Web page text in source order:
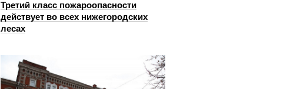
Третий класс пожароопасности
действует во всех нижегородских
лесах